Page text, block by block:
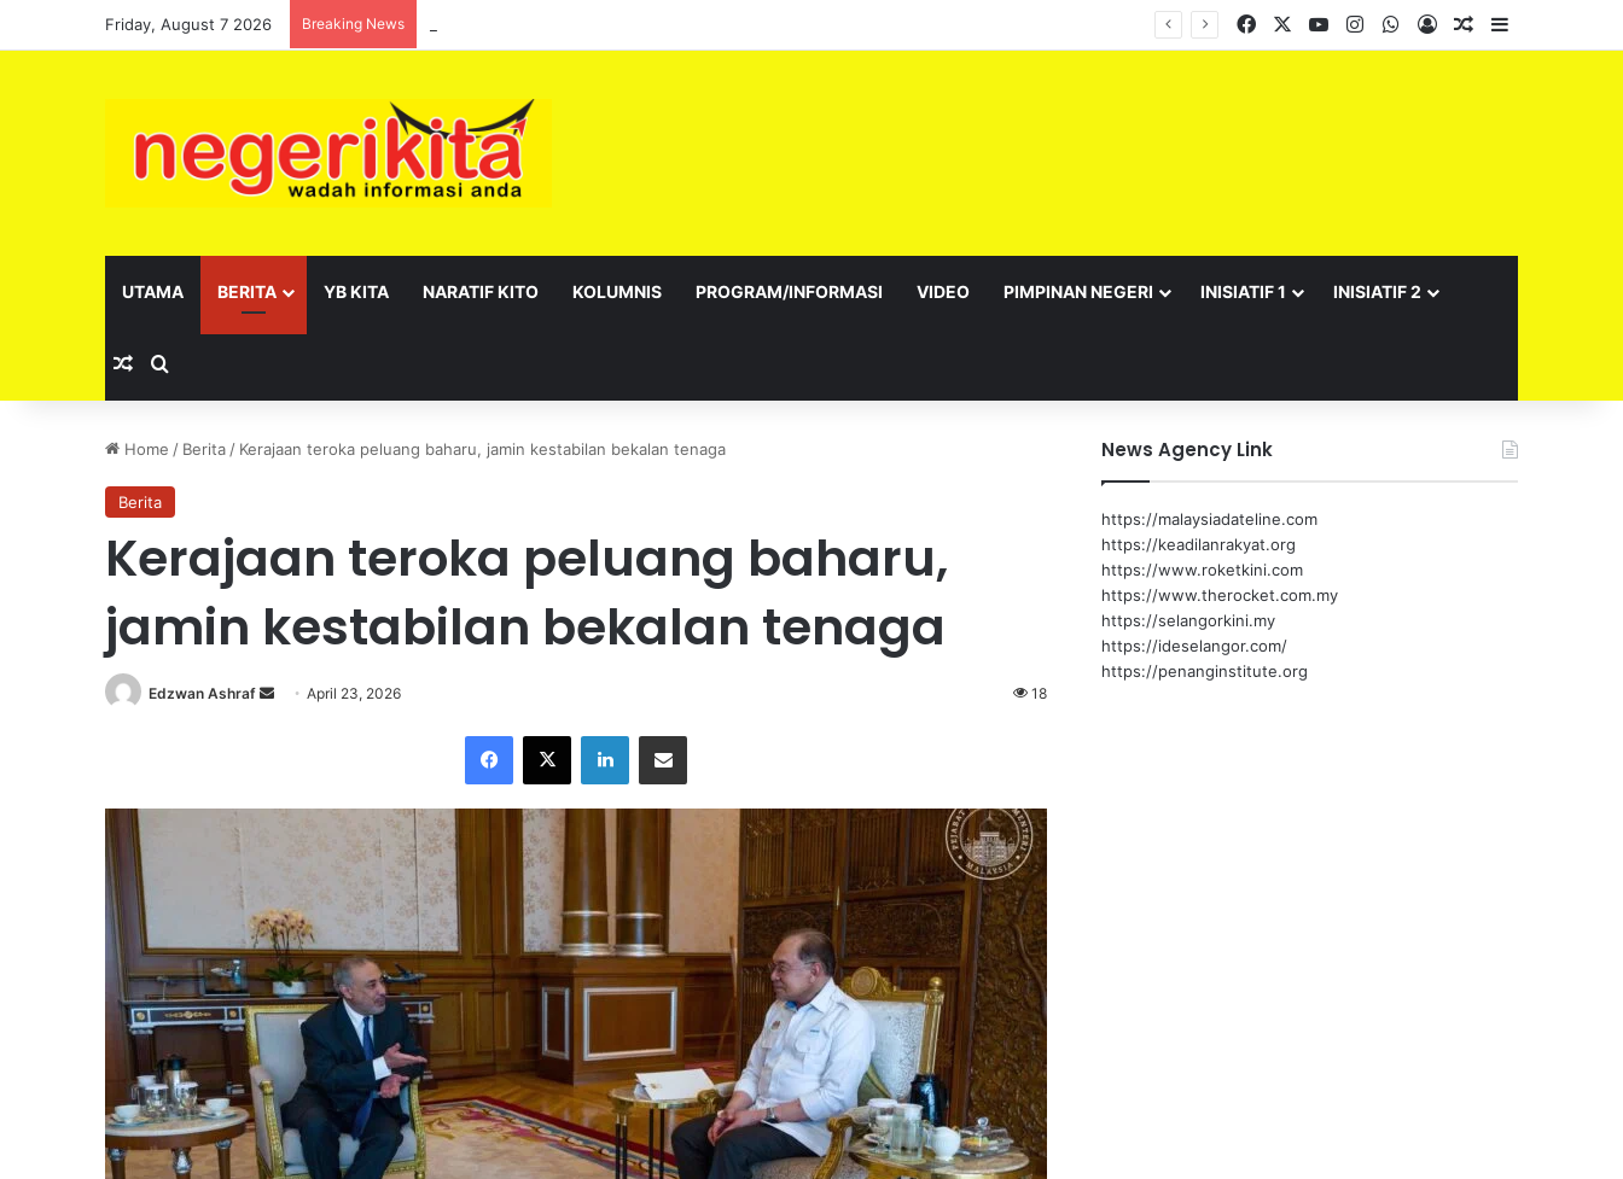
Friday, August 7 2026 Breaking News Facebook YouTubeInstagramWhatsApp
Log InRandom Article
UTAMA BERITA YB KITA NARATIF KITO KOLUMNIS PROGRAM/INFORMASI VIDEO PIMPINAN NEGERI INISIATIF 1 INISIATIF 2
Random Article
Home / Berita / Kerajaan teroka peluang baharu, jamin kestabilan bekalan tenaga
Berita
Kerajaan teroka peluang baharu,
jamin kestabilan bekalan tenaga
Edzwan Ashraf
a
a
i
l
April 23, 2026 18
News Agency Link
https://malaysiadateline.com
https://keadilanrakyat.org
https://www.roketkini.com
https://www.therocket.com.my
https://selangorkini.my
https://ideselangor.com/
https://penanginstitute.org